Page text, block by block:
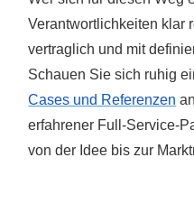
Verantwortlichkeiten klar
vertraglich und mit
Schauen Sie sich ruhig
Cases und Referenzen
erfahrener Full-Service-
von der Idee bis zur